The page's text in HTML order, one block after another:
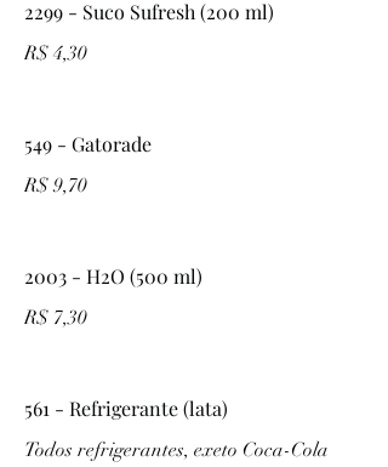
2299 - Suco Sufresh (200 ml)
R$ 4,30
549 - Gatorade
R$ 9,70
2003 - H2O (500 ml)
R$ 7,30
561 - Refrigerante (lata)
Todos refrigerantes, exeto Coca-Cola